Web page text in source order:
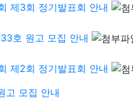
제3회 정기발표회 안내
호 원고 모집 안내
제2회 정기발표회 안내
고 모집 안내